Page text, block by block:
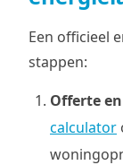
Een officieel
stappen:
Offerte
calculator